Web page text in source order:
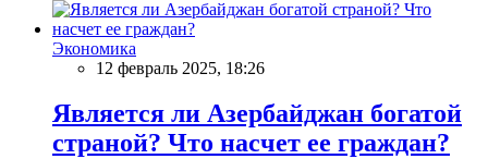
Экономика
12 февраль 2025, 18:26
Является ли Азербайджан богатой
страной? Что насчет ее граждан?